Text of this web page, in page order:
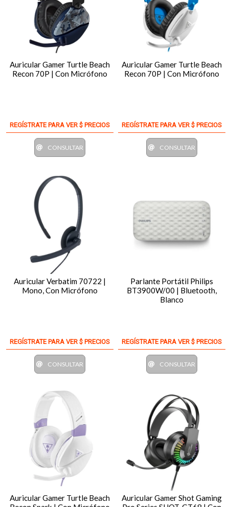
Auricular Gamer Turtle Beach
Recon 70P | Con Micrófono
REGÍSTRATE PARA VER $ PRECIOS
CONSULTAR
Auricular Gamer Turtle Beach
Recon 70P | Con Micrófono
REGÍSTRATE PARA VER $ PRECIOS
CONSULTAR
Auricular Verbatim 70722 |
Mono, Con Micrófono
REGÍSTRATE PARA VER $ PRECIOS
CONSULTAR
Parlante Portátil Philips
BT3900W/00 | Bluetooth,
Blanco
REGÍSTRATE PARA VER $ PRECIOS
CONSULTAR
Auricular Gamer Turtle Beach
Auricular Gamer Shot Gaming